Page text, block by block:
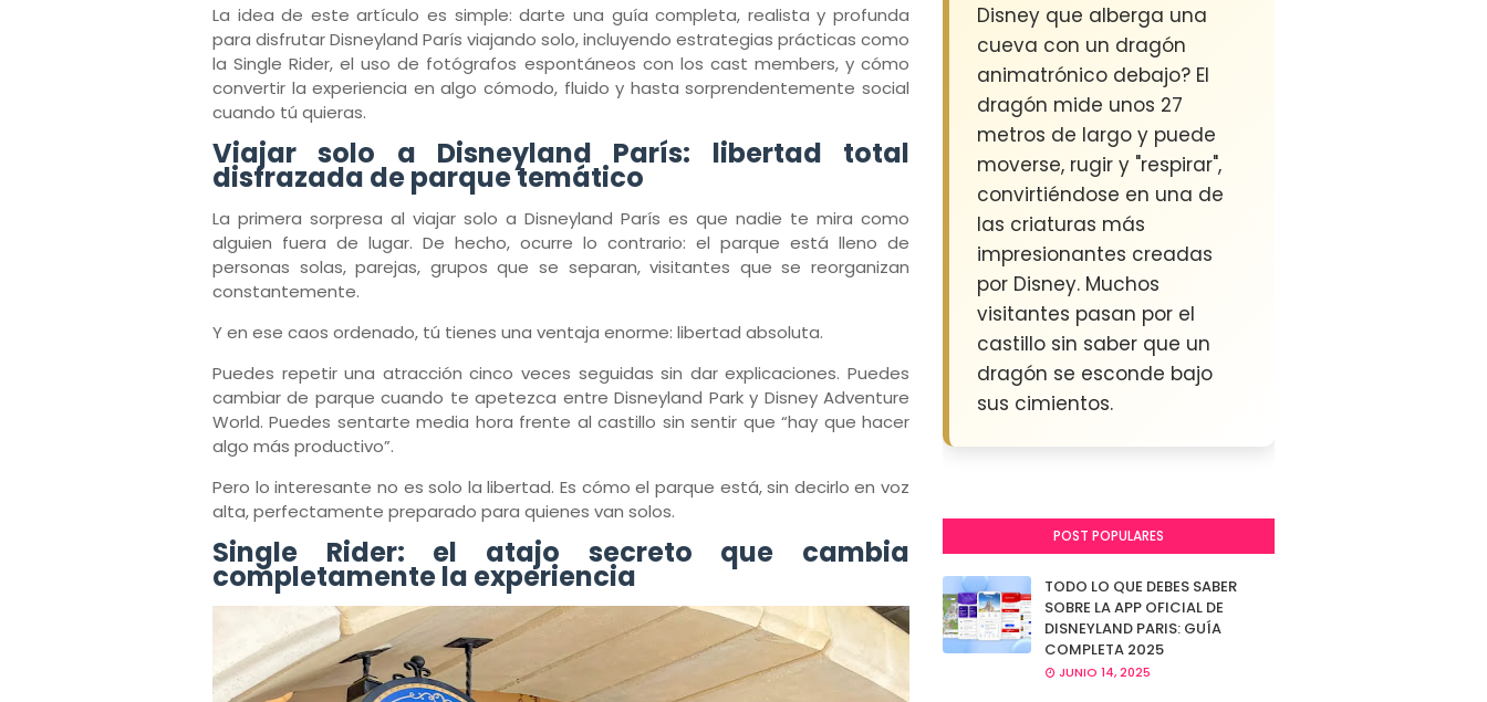
La idea de este artículo es simple: darte una guía completa, realista y profunda
para disfrutar Disneyland París viajando solo, incluyendo estrategias prácticas como
la Single Rider, el uso de fotógrafos espontáneos con los cast members, y cómo
convertir la experiencia en algo cómodo, fluido y hasta sorprendentemente social
cuando tú quieras.
Viajar solo a Disneyland París: libertad total
disfrazada de parque temático
La primera sorpresa al viajar solo a Disneyland París es que nadie te mira como
alguien fuera de lugar. De hecho, ocurre lo contrario: el parque está lleno de
personas solas, parejas, grupos que se separan, visitantes que se reorganizan
constantemente.
Y en ese caos ordenado, tú tienes una ventaja enorme: libertad absoluta.
Puedes repetir una atracción cinco veces seguidas sin dar explicaciones. Puedes
cambiar de parque cuando te apetezca entre Disneyland Park y Disney Adventure
World. Puedes sentarte media hora frente al castillo sin sentir que “hay que hacer
algo más productivo”.
Pero lo interesante no es solo la libertad. Es cómo el parque está, sin decirlo en voz
alta, perfectamente preparado para quienes van solos.
Single Rider: el atajo secreto que cambia
completamente la experiencia
Disney que alberga una
cueva con un dragón
animatrónico debajo? El
dragón mide unos 27
metros de largo y puede
moverse, rugir y "respirar",
convirtiéndose en una de
las criaturas más
impresionantes creadas
por Disney. Muchos
visitantes pasan por el
castillo sin saber que un
dragón se esconde bajo
sus cimientos.
POST POPULARES
TODO LO QUE DEBES SABER
SOBRE LA APP OFICIAL DE
DISNEYLAND PARIS: GUÍA
COMPLETA 2025
JUNIO 14, 2025